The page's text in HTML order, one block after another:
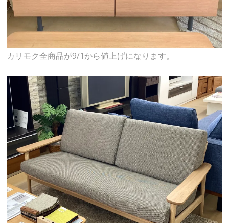
カリモク全商品が9/1から値上げになります。